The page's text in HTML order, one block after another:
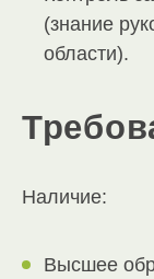
(знание
области).
Наличие:
Высшее